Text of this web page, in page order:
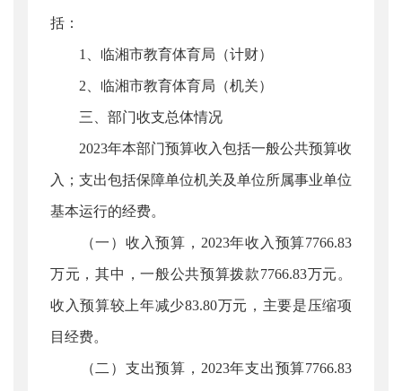
括：
1、临湘市教育体育局（计财）
2、临湘市教育体育局（机关）
三、部门收支总体情况
2023年本部门预算收入包括一般公共预算收
入；支出包括保障单位机关及单位所属事业单位
基本运行的经费。
（一）收入预算，2023年收入预算7766.83
万元，其中，一般公共预算拨款7766.83万元。
收入预算较上年减少83.80万元，主要是压缩项
目经费。
（二）支出预算，2023年支出预算7766.83